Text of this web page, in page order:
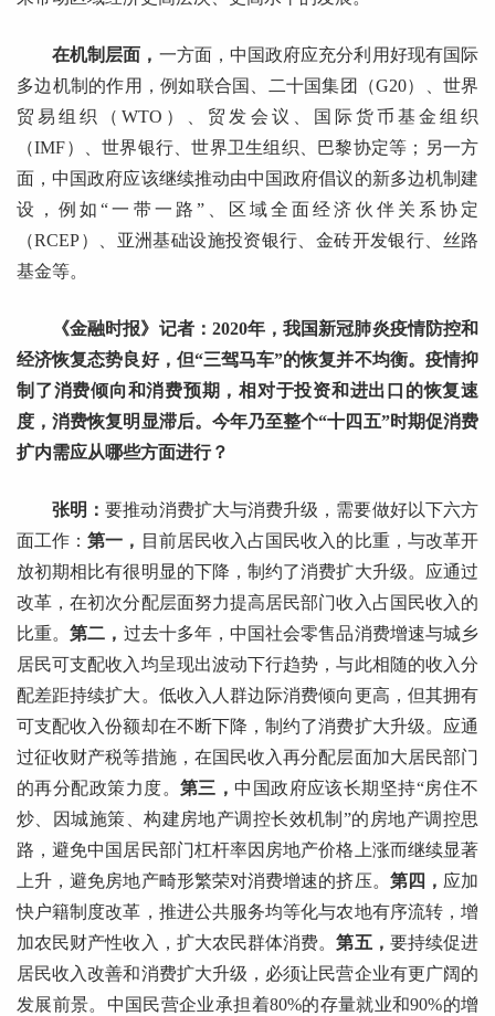
在机制层面， 一方面，中国政府应充分利用好现有国际
多边机制的作用，例如联合国、二十国集团（G20）、世界
贸易组织（WTO）、贸发会议、国际货币基金组织
（IMF）、世界银行、世界卫生组织、巴黎协定等；另一方
面，中国政府应该继续推动由中国政府倡议的新多边机制建
设，例如“一带一路”、区域全面经济伙伴关系协定
（RCEP）、亚洲基础设施投资银行、金砖开发银行、丝路
基金等。
《金融时报》记者：2020年，我国新冠肺炎疫情防控和
经济恢复态势良好，但“三驾马车”的恢复并不均衡。疫情抑
制了消费倾向和消费预期，相对于投资和进出口的恢复速
度，消费恢复明显滞后。今年乃至整个“十四五”时期促消费
扩内需应从哪些方面进行？
张明：要推动消费扩大与消费升级，需要做好以下六方
面工作：第一， 目前居民收入占国民收入的比重，与改革开
放初期相比有很明显的下降，制约了消费扩大升级。应通过
改革，在初次分配层面努力提高居民部门收入占国民收入的
比重。第二， 过去十多年，中国社会零售品消费增速与城乡
居民可支配收入均呈现出波动下行趋势，与此相随的收入分
配差距持续扩大。低收入人群边际消费倾向更高，但其拥有
可支配收入份额却在不断下降，制约了消费扩大升级。应通
过征收财产税等措施，在国民收入再分配层面加大居民部门
的再分配政策力度。 第三， 中国政府应该长期坚持“房住不
炒、因城施策、构建房地产调控长效机制”的房地产调控思
路，避免中国居民部门杠杆率因房地产价格上涨而继续显著
上升，避免房地产畸形繁荣对消费增速的挤压。 第四， 应加
快户籍制度改革，推进公共服务均等化与农地有序流转，增
加农民财产性收入，扩大农民群体消费。第五， 要持续促进
居民收入改善和消费扩大升级，必须让民营企业有更广阔的
发展前景。中国民营企业承担着80%的存量就业和90%的增